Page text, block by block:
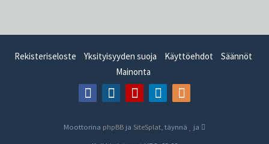
Rekisteriseloste Yksityisyyden suoja Käyttöehdot
Säännöt
Mainonta
Moottorina phpBB ja SiteSplat , täynnä
ja